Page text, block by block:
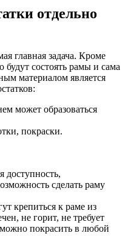
отдельно
главная задача. Кроме
будут состоять рамы и сама
материалом является
может образоваться
покраски.
доступность,
сделать раму
крепиться к раме из
не горит, не требует
покрасить в любой